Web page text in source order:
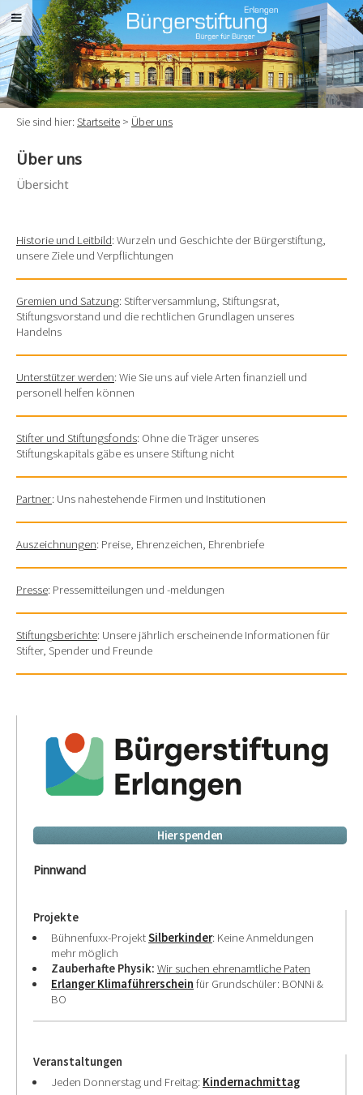
Sie sind hier: Startseite > Über uns
Über uns
Übersicht
Historie und Leitbild: Wurzeln und Geschichte der Bürgerstiftung,
unsere Ziele und Verpflichtungen
Gremien und Satzung: Stifterversammlung, Stiftungsrat,
Stiftungsvorstand und die rechtlichen Grundlagen unseres
Handelns
Unterstützer werden: Wie Sie uns auf viele Arten finanziell und
personell helfen können
Stifter und Stiftungsfonds: Ohne die Träger unseres
Stiftungskapitals gäbe es unsere Stiftung nicht
Partner: Uns nahestehende Firmen und Institutionen
Auszeichnungen: Preise, Ehrenzeichen, Ehrenbriefe
Presse: Pressemitteilungen und -meldungen
Stiftungsberichte: Unsere jährlich erscheinende Informationen für
Stifter, Spender und Freunde
Hier spenden
Pinnwand
Projekte
Bühnenfuxx-ProjektSilberkinder: Keine Anmeldungen
mehr möglich
Zauberhafte Physik: Wir suchen ehrenamtliche Paten
Erlanger Klimaführerschein für Grundschüler: BONNi &
BO
Veranstaltungen
Jeden Donnerstag und Freitag: Kindernachmittag